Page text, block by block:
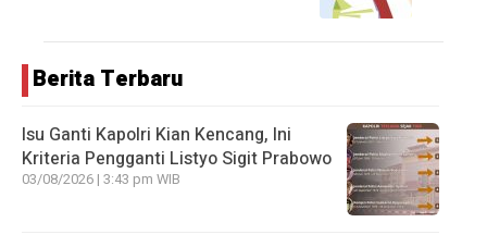
Berita Terbaru
Isu Ganti Kapolri Kian Kencang, Ini
Kriteria Pengganti Listyo Sigit Prabowo
03/08/2026 | 3:43 pm WIB